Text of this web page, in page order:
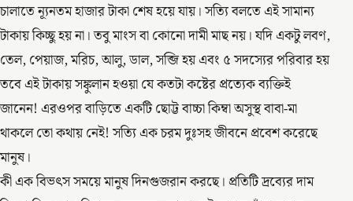
চালাতে ন্যূনতম হাজার টাকা শেষ হয়ে যায়। সত্যি বলতে এই সামান্য
টাকায় কিচ্ছু হয় না। তবু মাংস বা কোনো দামী মাছ নয়। যদি একটু লবণ,
তেল, পেয়াজ, মরিচ, আলু, ডাল, সব্জি হয় এবং ৫ সদস্যের পরিবার হয়
তবে এই টাকায় সঙ্কুলান হওয়া যে কতটা কষ্টের প্রত্যেক ব্যক্তিই
জানেন! এরওপর বাড়িতে একটি ছোট্ট বাচ্চা কিম্বা অসুস্থ বাবা-মা
থাকলে তো কথায় নেই! সত্যি এক চরম দুঃসহ জীবনে প্রবেশ করেছে
মানুষ।
কী এক বিভৎস সময়ে মানুষ দিনগুজরান করছে। প্রতিটি দ্রব্যের দাম